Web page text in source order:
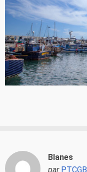
Blanes
par PTCGB